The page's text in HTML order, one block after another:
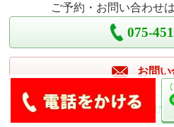
ご予約・お問い合わせ
075-
お問